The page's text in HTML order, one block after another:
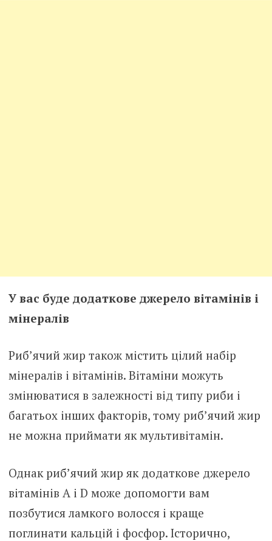
У вас буде додаткове джерело вітамінів і
мінералів
Риб’ячий жир також містить цілий набір
мінералів і вітамінів. Вітаміни можуть
змінюватися в залежності від типу риби і
багатьох інших факторів, тому риб’ячий жир
не можна приймати як мультивітамін.
Однак риб’ячий жир як додаткове джерело
вітамінів А і D може допомогти вам
позбутися ламкого волосся і краще
поглинати кальцій і фосфор. Історично,